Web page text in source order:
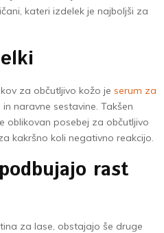
kateri izdelek je najboljši za
za občutljivo kožo je serum za
in naravne sestavine. Takšen
oblikovan posebej za občutljivo
kakršno koli negativno reakcijo.
rast
za lase, obstajajo še druge